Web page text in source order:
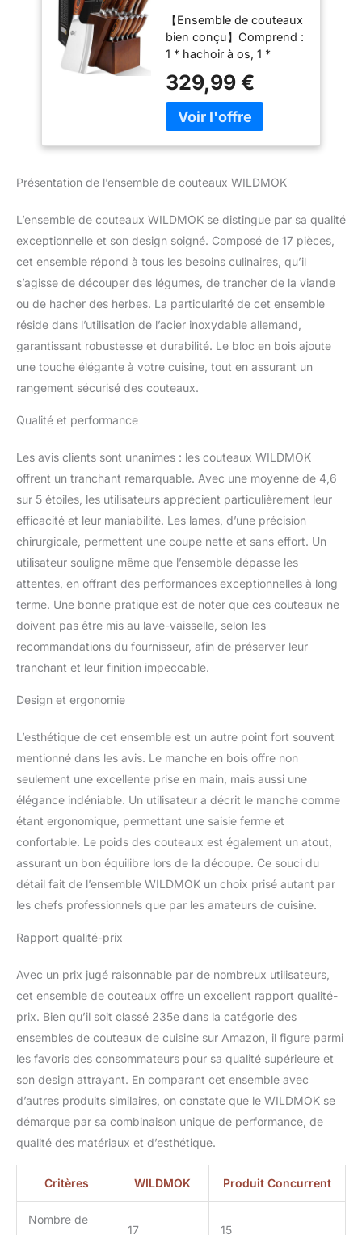
en acier inoxydable
allemand avec
manche en bois - 17
pièces avec
couteau à viande et
ciseaux
【Ensemble de couteaux
bien conçu】Comprend :
1 * hachoir à os, 1 *
couteau de chef, 1 *
couteau à découper, 1 *
couteau à pain, 1 *
couteaux à steak, 1 *
acier à aiguiser, 1 * bloc
de couteaux. 【Razor
Sharp Edge】 La lame du
acier inoxydable
allemand de qualité
supérieure à une dureté
Rockwell de 58 ± 2 avec
un bord poli à la main à
12-16 degrés de chaque
côté. Fabriqué de
avec facilité et efficacité.
【Poignée de conception
ergonomique】 Poignée
prise en main durable
mais équilibrée et
confortable. Chaque
courbe et angle de la
manière ergonomique
pour une prise
confortable et
ambidextre. La forme de
tranchage. Plus
l'excitation revient à la
cuisine. 【Look élégant
et simple】 La lame est
polie à la main pour une
finition satinée révélant
un look époustouflant.
Les poignées en
pakkawood de qualité
supérieure mettent en
WILDMOK】La qualité
pour nos produits. En
tant que clients, lorsque
vous ouvrez le colis et
recevez notre produit
qualité, nous vous
fournirons volontiers un
remplacement.
329,99 €
Présentation de l’ensemble de couteaux WILDMOK
L’ensemble de couteaux WILDMOK se distingue par sa qualité
exceptionnelle et son design soigné. Composé de 17 pièces,
cet ensemble répond à tous les besoins culinaires, qu’il
s’agisse de découper des légumes, de trancher de la viande
ou de hacher des herbes. La particularité de cet ensemble
réside dans l’utilisation de l’acier inoxydable allemand,
garantissant robustesse et durabilité. Le bloc en bois ajoute
une touche élégante à votre cuisine, tout en assurant un
rangement sécurisé des couteaux.
Qualité et performance
Les avis clients sont unanimes : les couteaux WILDMOK
offrent un tranchant remarquable. Avec une moyenne de 4,6
sur 5 étoiles, les utilisateurs apprécient particulièrement leur
efficacité et leur maniabilité. Les lames, d’une précision
chirurgicale, permettent une coupe nette et sans effort. Un
utilisateur souligne même que l’ensemble dépasse les
attentes, en offrant des performances exceptionnelles à long
terme. Une bonne pratique est de noter que ces couteaux ne
doivent pas être mis au lave-vaisselle, selon les
recommandations du fournisseur, afin de préserver leur
tranchant et leur finition impeccable.
Design et ergonomie
L’esthétique de cet ensemble est un autre point fort souvent
mentionné dans les avis. Le manche en bois offre non
seulement une excellente prise en main, mais aussi une
élégance indéniable. Un utilisateur a décrit le manche comme
étant ergonomique, permettant une saisie ferme et
confortable. Le poids des couteaux est également un atout,
assurant un bon équilibre lors de la découpe. Ce souci du
détail fait de l’ensemble WILDMOK un choix prisé autant par
les chefs professionnels que par les amateurs de cuisine.
Rapport qualité-prix
Avec un prix jugé raisonnable par de nombreux utilisateurs,
cet ensemble de couteaux offre un excellent rapport qualité-
prix. Bien qu’il soit classé 235e dans la catégorie des
ensembles de couteaux de cuisine sur Amazon, il figure parmi
les favoris des consommateurs pour sa qualité supérieure et
son design attrayant. En comparant cet ensemble avec
d’autres produits similaires, on constate que le WILDMOK se
démarque par sa combinaison unique de performance, de
qualité des matériaux et d’esthétique.
Critères WILDMOK Produit Concurrent
Nombre de
17 15